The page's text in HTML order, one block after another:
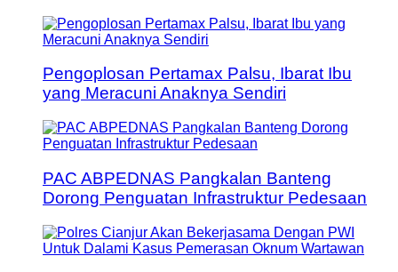
Pengoplosan Pertamax Palsu, Ibarat Ibu
yang Meracuni Anaknya Sendiri
PAC ABPEDNAS Pangkalan Banteng
Dorong Penguatan Infrastruktur Pedesaan